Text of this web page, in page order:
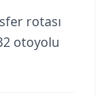
rotası
otoyolu